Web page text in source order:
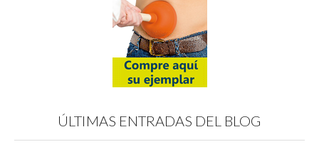
ÚLTIMAS ENTRADAS DEL BLOG